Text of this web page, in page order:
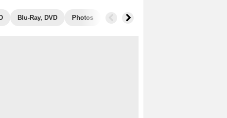
Blu-Ray, DVD Photos Secrets de tournage